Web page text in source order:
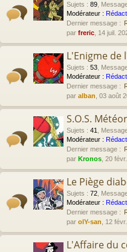
Sujets : 89
Modérateur :
Dernier message :
par freric , 14 juil.
L'Enigme de
Sujets : 53
Modérateur :
Dernier message :
par alban , 03 août
S.O.S.
Sujets : 41
Modérateur :
Dernier message :
par Kronos , 20
Le Piège
Sujets : 72
Modérateur :
Dernier message :
par olY-san , 12
L'Affaire du